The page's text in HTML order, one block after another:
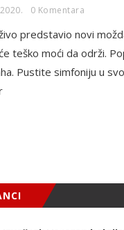
0 Komentara
predstavio novi
teško moći da održi.
Pustite simfoniju u